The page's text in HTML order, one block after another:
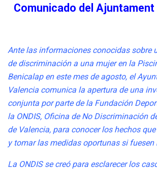
Comunicado del Ajuntament
Ante las informaciones conocidas sobre
de discriminación a una mujer en la
Benicalap en este mes de agosto, el
Valencia comunica la apertura de una
conjunta por parte de la Fundación
la ONDIS, Oficina de No Discriminación
de Valencia, para conocer los hechos
y tomar las medidas oportunas si fuesen
La ONDIS se creó para esclarecer los